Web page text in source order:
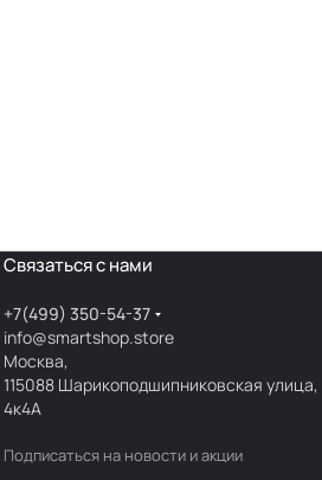
Связаться с нами
+7(499) 350-54-37
info@smartshop.store
Москва,
115088 Шарикоподшипниковская улица,
4к4А
Подписаться на новости и акции